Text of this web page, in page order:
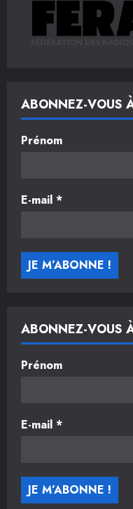
ABONNEZ-VOUS
Prénom
E-mail *
ABONNEZ-VOUS
Prénom
E-mail *